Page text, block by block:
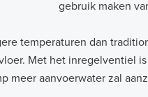
gebruik maken
temperaturen dan
Met het inregelventiel
meer aanvoerwater zal